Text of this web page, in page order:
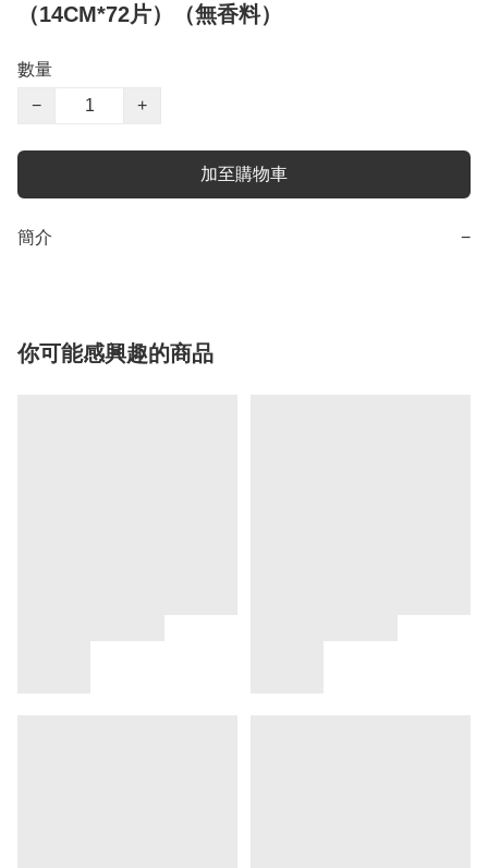
（14CM*72片）（無香料）
數量
−
+
加至購物車
簡介 −
你可能感興趣的商品